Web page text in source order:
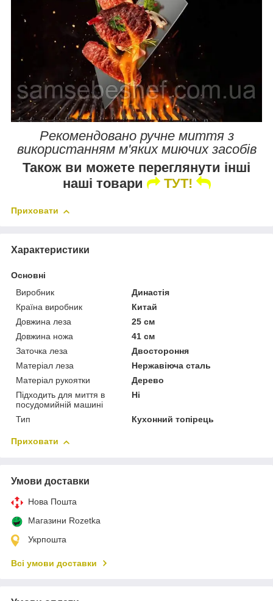
Рекомендовано ручне миття з
використанням м'яких миючих засобів
Також ви можете переглянути інші
наші товари
ТУТ!
Приховати
Характеристики
Основні
Виробник
Династія
Країна виробник
Китай
Довжина леза
25 см
Довжина ножа
41 см
Заточка леза
Двостороння
Матеріал леза
Нержавіюча сталь
Матеріал рукоятки
Дерево
Підходить для миття в
посудомийній машині
Ні
Тип Кухонний топірець
Приховати
Умови доставки
Нова Пошта
Магазини Rozetka
Укрпошта
Всі умови доставки